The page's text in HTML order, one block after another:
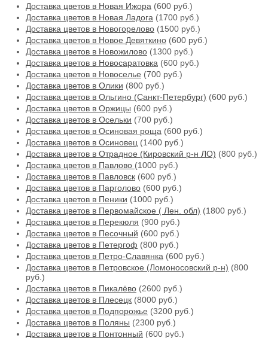
Доставка цветов в Новая Ижора (600 руб.)
Доставка цветов в Новая Ладога (1700 руб.)
Доставка цветов в Новогорелово (1500 руб.)
Доставка цветов в Новое Девяткино (600 руб.)
Доставка цветов в Новожилово (1300 руб.)
Доставка цветов в Новосаратовка (600 руб.)
Доставка цветов в Новоселье (700 руб.)
Доставка цветов в Олики (800 руб.)
Доставка цветов в Ольгино (Санкт-Петербург) (600 руб.)
Доставка цветов в Оржицы (600 руб.)
Доставка цветов в Осельки (700 руб.)
Доставка цветов в Осиновая роща (600 руб.)
Доставка цветов в Осиновец (1400 руб.)
Доставка цветов в Отрадное (Кировский р-н ЛО) (800 руб.)
Доставка цветов в Павлово (1000 руб.)
Доставка цветов в Павловск (600 руб.)
Доставка цветов в Парголово (600 руб.)
Доставка цветов в Пеники (1000 руб.)
Доставка цветов в Первомайское ( Лен. обл) (1800 руб.)
Доставка цветов в Перекюля (900 руб.)
Доставка цветов в Песочный (600 руб.)
Доставка цветов в Петергоф (800 руб.)
Доставка цветов в Петро-Славянка (600 руб.)
Доставка цветов в Петровское (Ломоносовский р-н) (800
руб.)
Доставка цветов в Пикалёво (2600 руб.)
Доставка цветов в Плесецк (8000 руб.)
Доставка цветов в Подпорожье (3200 руб.)
Доставка цветов в Поляны (2300 руб.)
Доставка цветов в Понтонный (600 руб.)